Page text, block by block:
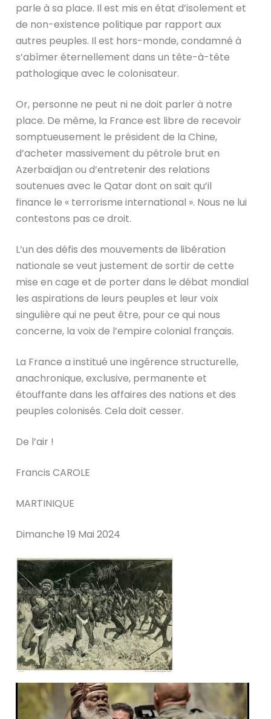
parle à sa place. Il est mis en état d’isolement et
de non-existence politique par rapport aux
autres peuples. Il est hors-monde, condamné à
s’abîmer éternellement dans un tête-à-tête
pathologique avec le colonisateur.
Or, personne ne peut ni ne doit parler à notre
place. De même, la France est libre de recevoir
somptueusement le président de la Chine,
d’acheter massivement du pétrole brut en
Azerbaïdjan ou d’entretenir des relations
soutenues avec le Qatar dont on sait qu’il
finance le « terrorisme international ». Nous ne lui
contestons pas ce droit.
L’un des défis des mouvements de libération
nationale se veut justement de sortir de cette
mise en cage et de porter dans le débat mondial
les aspirations de leurs peuples et leur voix
singulière qui ne peut être, pour ce qui nous
concerne, la voix de l’empire colonial français.
La France a institué une ingérence structurelle,
anachronique, exclusive, permanente et
étouffante dans les affaires des nations et des
peuples colonisés. Cela doit cesser.
De l’air !
Francis CAROLE
MARTINIQUE
Dimanche 19 Mai 2024